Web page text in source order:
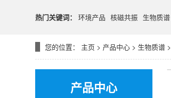
热门关键词： 环境产品 核磁共振 生物质谱
您的位置： 主页 > 产品中心 > 生物质谱 >
产品中心